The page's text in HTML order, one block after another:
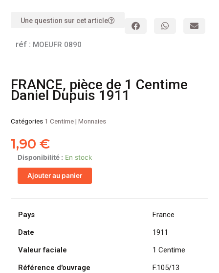
Une question sur cet article
réf : MOEUFR 0890
FRANCE, pièce de 1 Centime
Daniel Dupuis 1911
Catégories 1 Centime|Monnaies
1,90€
Disponibilité : En stock
quantité
de
FRANCE,
de
Daniel
1911
Ajouter au panier
Pays
France
Date
1911
Valeur faciale
1 Centime
Référence d'ouvrage
F.105/13